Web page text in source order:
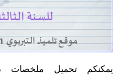
يمكنكم تحميل ملخصات